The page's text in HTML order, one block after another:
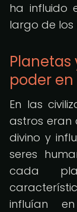
ha influido
largo de los
Planetas
poder
En las
astros eran
divino y
seres
cada
influían